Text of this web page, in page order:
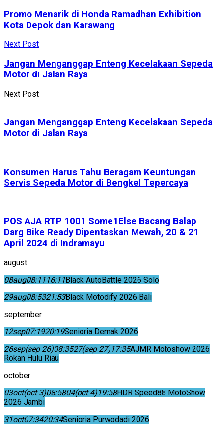
Promo Menarik di Honda Ramadhan Exhibition
Kota Depok dan Karawang
Next Post
Jangan Menganggap Enteng Kecelakaan Sepeda
Motor di Jalan Raya
Next Post
Jangan Menganggap Enteng Kecelakaan Sepeda
Motor di Jalan Raya
Konsumen Harus Tahu Beragam Keuntungan
Servis Sepeda Motor di Bengkel Tepercaya
POS AJA RTP 1001 Some1Else Bacang Balap
Darg Bike Ready Dipentaskan Mewah, 20 & 21
April 2024 di Indramayu
august
08aug08:1116:11Black AutoBattle 2026 Solo
29aug08:5321:53Black Motodify 2026 Bali
september
12sep07:1920:19Senioria Demak 2026
26sep(sep 26)08:3527(sep 27)17:35AJMR Motoshow 2026
Rokan Hulu Riau
october
03oct(oct 3)08:5804(oct 4)19:58HDR Speed88 MotoShow
2026 Jambi
31oct07:3420:34Senioria Purwodadi 2026